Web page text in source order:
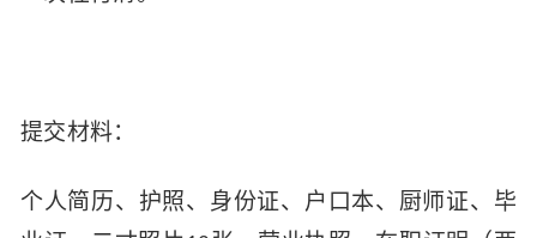
提交材料：
个人简历、护照、身份证、户口本、厨师证、毕